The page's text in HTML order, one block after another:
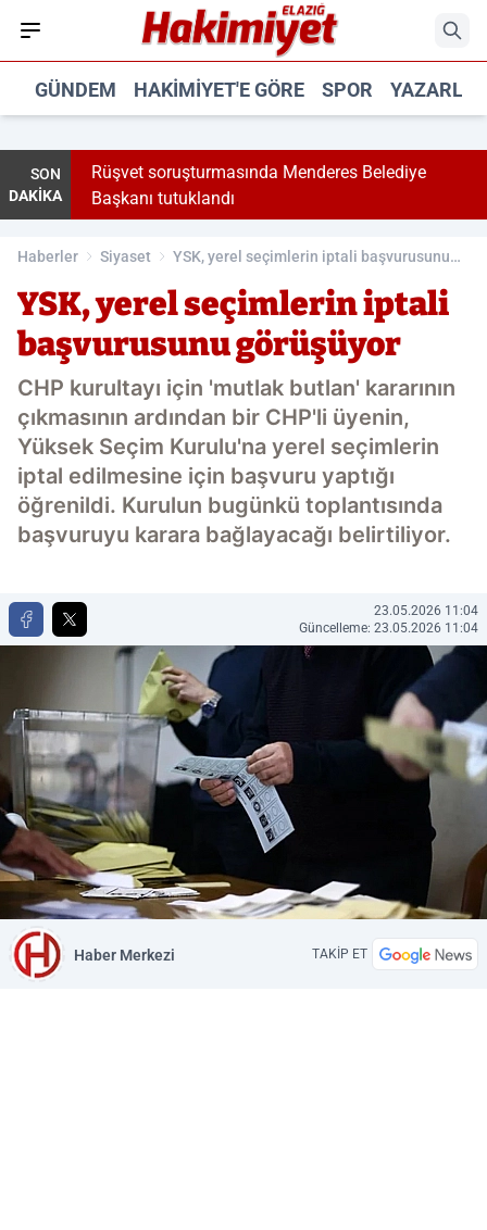
GÜNDEM HAKIMIYET'E GÖRE SPOR
SON
DAKİKA
Rüşvet soruşturmasında Menderes Belediye
Başkanı tutuklandı
Haberler Siyaset
YSK, yerel seçimlerin iptali başvurusunu
YSK, yerel seçimlerin iptali
başvurusunu görüşüyor
CHP kurultayı için 'mutlak butlan' kararının
çıkmasının ardından bir CHP'li üyenin,
Yüksek Seçim Kurulu'na yerel seçimlerin
iptal edilmesine için başvuru yaptığı
öğrenildi. Kurulun bugünkü toplantısında
başvuruyu karara bağlayacağı belirtiliyor.
23.05.2026 11:04
Güncelleme: 23.05.2026 11:04
Haber Merkezi TAKİP ET